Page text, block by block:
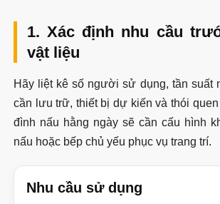
1. Xác định nhu cầu
vật liệu
Hãy liệt kê số người sử dụng, tần suất
cần lưu trữ, thiết bị dự kiến và thói quen
đình nấu hằng ngày sẽ cần cấu hình
nấu hoặc bếp chủ yếu phục vụ trang trí.
Nhu cầu sử dụng